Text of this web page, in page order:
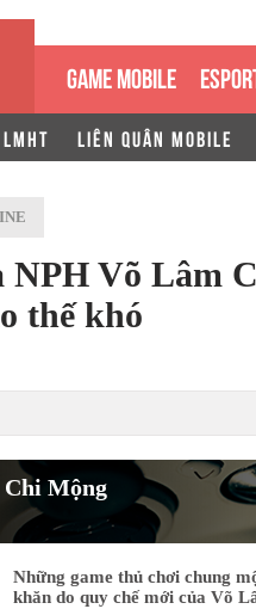
GAME MOBILE
LMHT LIÊN QUÂN MOBILE
NPH Võ Lâm
thế khó
Mộng
Những game thủ chơi chung
khăn do quy chế mới của Võ